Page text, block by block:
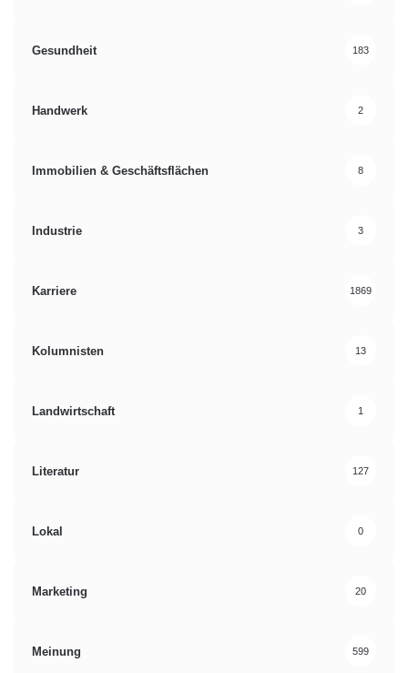
Gesundheit 183
Handwerk 2
Immobilien & Geschäftsflächen 8
Industrie 3
Karriere 1869
Kolumnisten 13
Landwirtschaft 1
Literatur 127
Lokal 0
Marketing 20
Meinung 599